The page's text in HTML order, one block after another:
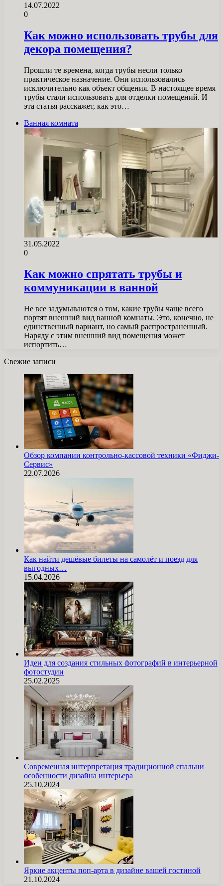
14.07.2022
0
Как можно использовать трубы для
декора помещения?
Прошли те времена, когда трубы несли только
практическое назначение. Они использовались
исключительно как объект общения. В настоящее время
трубы стали использовать для отделки помещений. И
эта статья расскажет, как это…
Ванная комната
31.05.2022
0
Как можно спрятать трубы и
коммуникации в ванной
Не все задумываются о том, какие трубы чаще всего
портят внешний вид ванной комнаты. Это, конечно, не
единственный вариант, но самый распространенный.
Наряду с этим внешний вид помещения может
испортить…
Свежие записи
Обзор компании контрольно-кассовой техники «Фиджи-
Сервис»
22.07.2026
Как найти дешёвые билеты на самолёт и поезд для
выгодных…
15.04.2026
Идеи для создания стильных фотографий в интерьерной
фотостудии
25.02.2025
Современная интерпретация традиционной спальни
особенности дизайна интерьера
25.10.2024
Яркие акценты поп-арта в дизайне вашей гостиной
21.10.2024